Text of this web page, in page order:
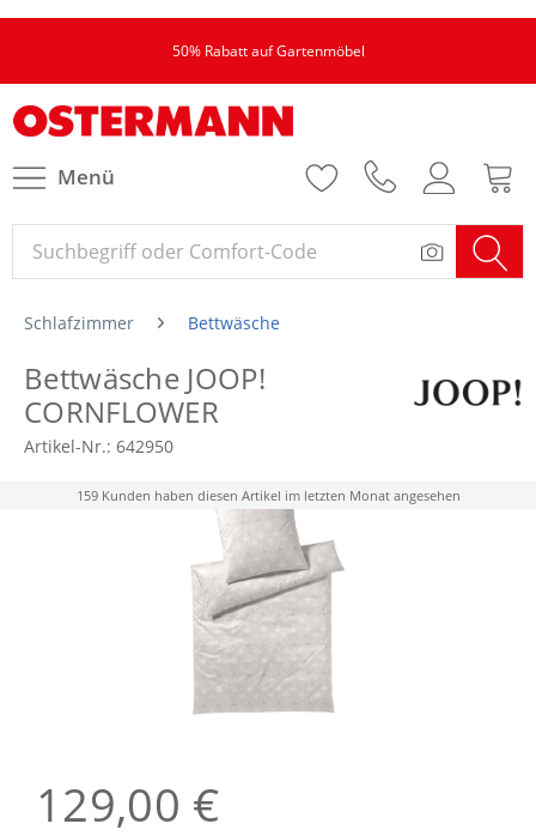
50% Rabatt auf Gartenmöbel
Menü
Schlafzimmer Bettwäsche
Bettwäsche JOOP!
CORNFLOWER
Artikel-Nr.: 642950
159 Kunden haben diesen Artikel im letzten Monat angesehen
129,00 €